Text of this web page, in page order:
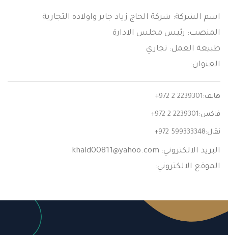
اسم الشركة: شركة الحاج زياد جابر واولاده التجارية
المنصب: رئيس مجلس الادارة
طبيعة العمل: تجاري
العنوان:
هاتف: +972 2 2239301
فاكس: +972 2 2239301
نقال:+972 599333348
البريد الالكتروني: khald00811@yahoo.com
الموقع الالكتروني: